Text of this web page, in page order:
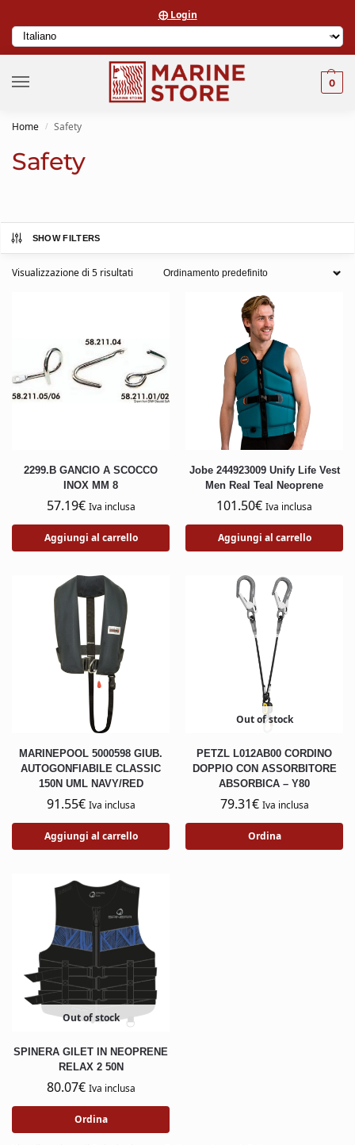
⨁ Login
0
Home / Safety
Safety
SHOW FILTERS
Visualizzazione di 5 risultati
2299.B GANCIO A SCOCCO
INOX MM 8
57.19€ Iva inclusa
Aggiungi al carrello
Jobe 244923009 Unify Life Vest
Men Real Teal Neoprene
101.50€ Iva inclusa
Aggiungi al carrello
MARINEPOOL 5000598 GIUB.
AUTOGONFIABILE CLASSIC
150N UML NAVY/RED
91.55€ Iva inclusa
Aggiungi al carrello
Out of stock
PETZL L012AB00 CORDINO
DOPPIO CON ASSORBITORE
ABSORBICA – Y80
79.31€ Iva inclusa
Ordina
Out of stock
SPINERA GILET IN NEOPRENE
RELAX 2 50N
80.07€ Iva inclusa
Ordina